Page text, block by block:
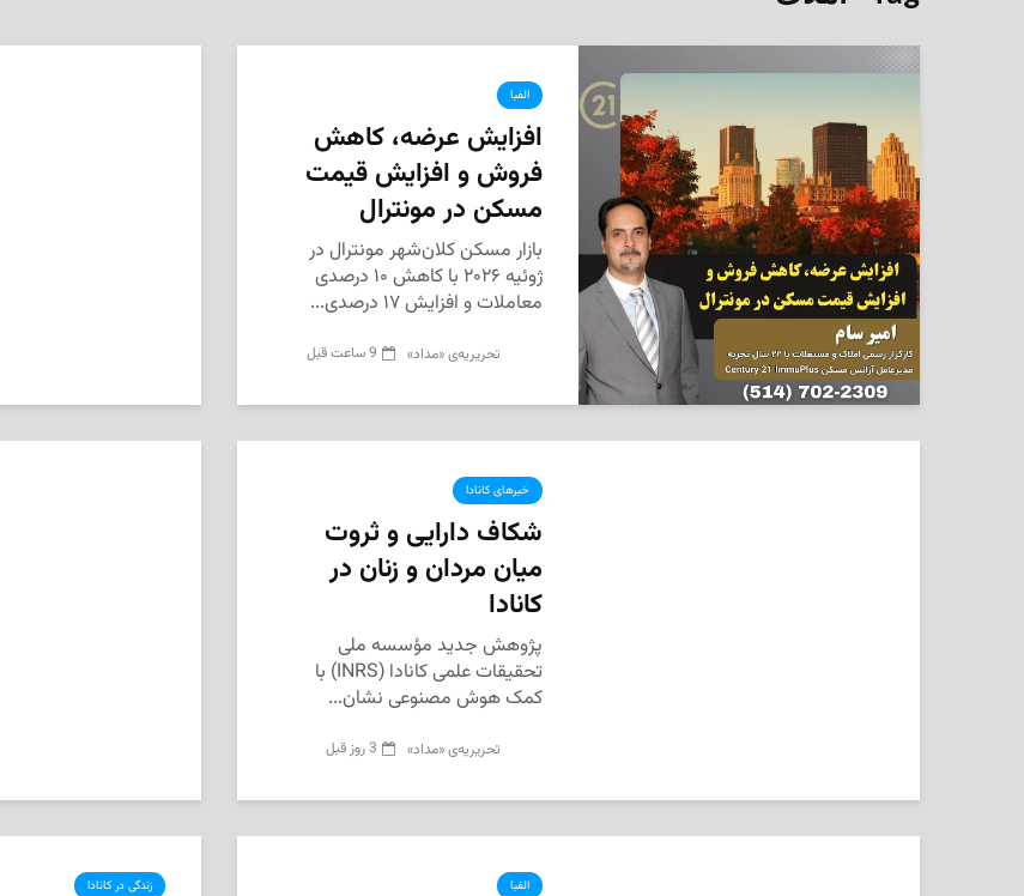
الفبا
‌افزایش عرضه، کاهش
فروش و افزایش قیمت
مسکن در مونترال
بازار مسکن کلان‌شهر مونترال در
ژوئیه ۲۰۲۶ با کاهش ۱۰ درصدی
معاملات و افزایش ۱۷ درصدی...
تحریریه‌ی «مداد» 9 ساعت قبل
خبرهای کانادا
شکاف دارایی و ثروت
میان مردان و زنان در
کانادا
پژوهش جدید مؤسسه ملی
تحقیقات علمی کانادا (INRS) با
کمک هوش مصنوعی نشان...
تحریریه‌ی «مداد» 3 روز قبل
الفبا زندگی در کانادا